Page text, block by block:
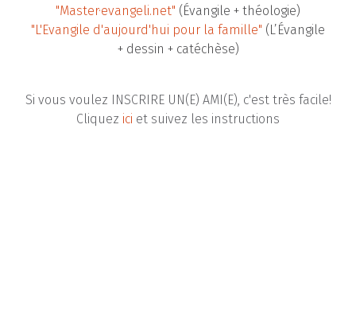
"Master·evangeli.net" (Évangile + théologie)
"L'Evangile d'aujourd'hui pour la famille" (L’Évangile
+ dessin + catéchèse)
Si vous voulez INSCRIRE UN(E) AMI(E), c'est très facile!
Cliquez ici et suivez les instructions